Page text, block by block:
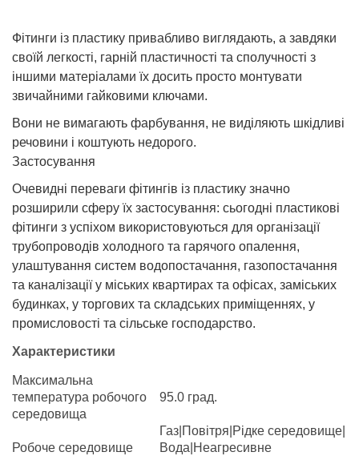
Фітинги із пластику привабливо виглядають, а завдяки
своїй легкості, гарній пластичності та сполучності з
іншими матеріалами їх досить просто монтувати
звичайними гайковими ключами.
Вони не вимагають фарбування, не виділяють шкідливі
речовини і коштують недорого.
Застосування
Очевидні переваги фітингів із пластику значно
розширили сферу їх застосування: сьогодні пластикові
фітинги з успіхом використовуються для організації
трубопроводів холодного та гарячого опалення,
улаштування систем водопостачання, газопостачання
та каналізації у міських квартирах та офісах, заміських
будинках, у торгових та складських приміщеннях, у
промисловості та сільське господарство.
Характеристики
Максимальна
температура робочого
середовища
95.0 град.
Робоче середовище
Газ|Повітря|Рідке середовище|
Вода|Неагресивне